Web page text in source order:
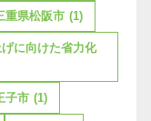
重県松阪市 (1)
に向けた省力化
子市 (1)